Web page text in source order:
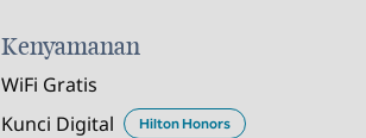
Kenyamanan
WiFi Gratis
Kunci Digital
Hilton Honors